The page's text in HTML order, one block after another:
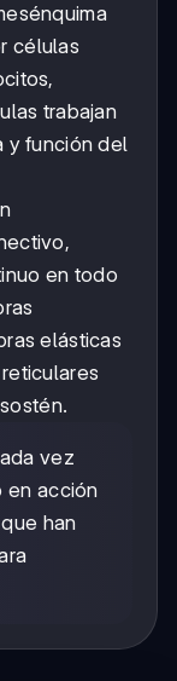
células
trabajan
y función del
en todo
elásticas
vez
en acción
han